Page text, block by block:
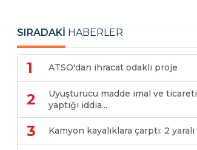
SIRADAKİ HABERLER
1 ATSO'dan ihracat odaklı proje
2
Uyuşturucu madde imal ve ticareti
yaptığı iddia...
3 Kamyon kayalıklara çarptı: 2 yaralı